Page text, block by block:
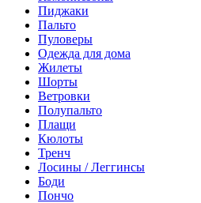
Пиджаки
Пальто
Пуловеры
Одежда для дома
Жилеты
Шорты
Ветровки
Полупальто
Плащи
Кюлоты
Тренч
Лосины / Леггинсы
Боди
Пончо